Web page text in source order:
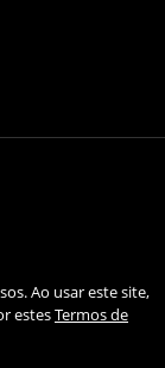
Ao usar este site,
estesTermos de